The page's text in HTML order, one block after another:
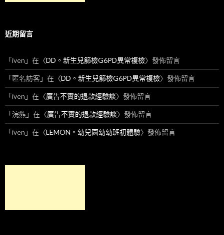
近期留言
「iven 」在〈DD。新生兒篩檢G6PD異常複檢〉發佈留言
「匿名訪客」在〈DD。新生兒篩檢G6PD異常複檢〉發佈留言
「iven 」在〈廣告不實的退款經驗談〉發佈留言
「浣熊 」在〈廣告不實的退款經驗談〉發佈留言
「iven 」在〈LEMON。幼兒園幼幼班初體驗〉發佈留言